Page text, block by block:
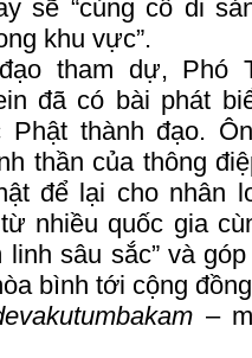
sẽ “củng cố di
khu vực”.
tham dự, Phó
đã có bài phát
thành đạo.
thần của thông
để lại cho nhân
nhiều quốc gia
sâu sắc” và
bình tới cộng
–